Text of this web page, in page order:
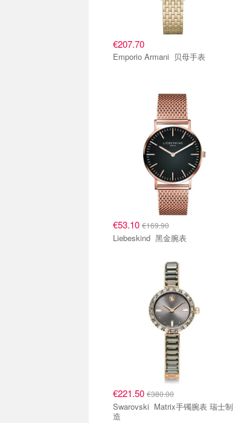
€207.70
Emporio Armani 贝母手表
€53.10 €169.90
Liebeskind 黑金腕表
€221.50 €380.00
Swarovski Matrix手镯腕表 瑞士制
造